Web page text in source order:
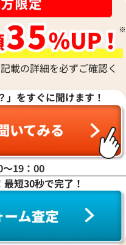
載の詳細を必ずご確認く
」をすぐに聞けます！
19：00
短30秒で完了！